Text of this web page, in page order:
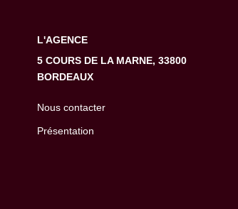
L'AGENCE
5 COURS DE LA MARNE, 33800
BORDEAUX
Nous contacter
Présentation